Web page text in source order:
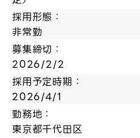
採用形態：
非常勤
募集締切：
2026/2/2
採用予定時期：
2026/4/1
勤務地：
東京都千代田区